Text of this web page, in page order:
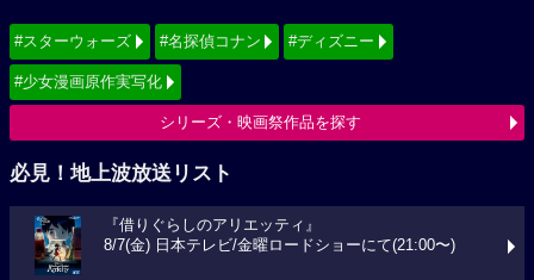
#スターウォーズ #名探偵コナン #ディズニー
#少女漫画原作実写化
シリーズ・映画祭作品を探す
必見！地上波放送リスト
『借りぐらしのアリエッティ』
8/7(金) 日本テレビ/金曜ロードショーにて(21:00〜)